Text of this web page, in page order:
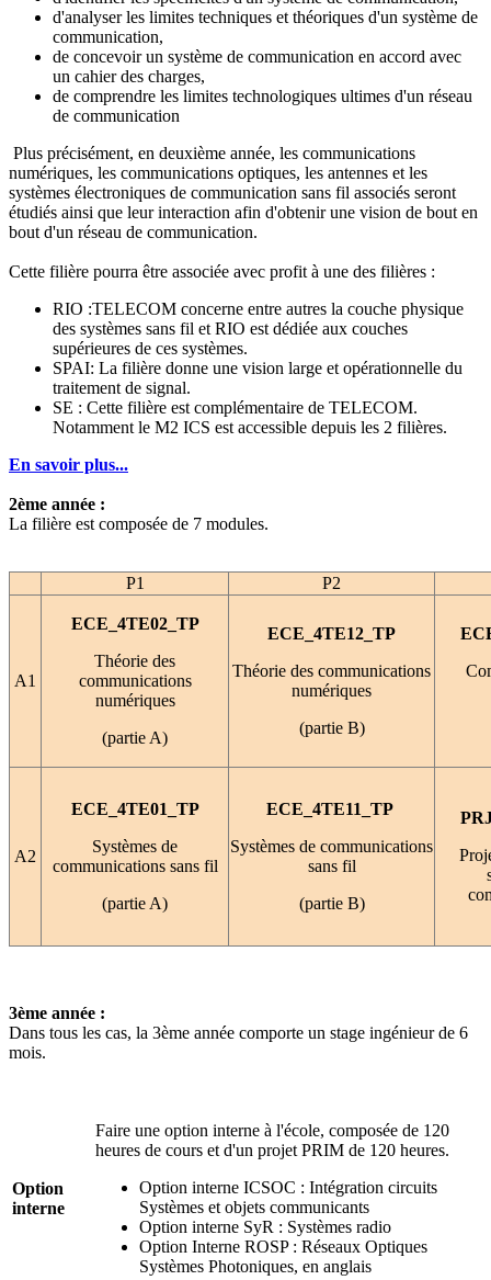
d'analyser les limites techniques et théoriques d'un système de
communication,
de concevoir un système de communication en accord avec
un cahier des charges,
de comprendre les limites technologiques ultimes d'un réseau
de communication
Plus précisément, en deuxième année, les communications
numériques, les communications optiques, les antennes et les
systèmes électroniques de communication sans fil associés seront
étudiés ainsi que leur interaction afin d'obtenir une vision de bout en
bout d'un réseau de communication.
Cette filière pourra être associée avec profit à une des filières :
RIO :TELECOM concerne entre autres la couche physique
des systèmes sans fil et RIO est dédiée aux couches
supérieures de ces systèmes.
SPAI: La filière donne une vision large et opérationnelle du
traitement de signal.
SE : Cette filière est complémentaire de TELECOM.
Notamment le M2 ICS est accessible depuis les 2 filières.
En savoir plus...
2ème année :
La filière est composée de 7 modules.
P1 P2
A1
ECE_4TE02_TP
Théorie des
communications
numériques
(partie A)
ECE_4TE12_TP
Théorie des communications
numériques
(partie B)
A2
ECE_4TE01_TP
Systèmes de
communications sans fil
(partie A)
ECE_4TE11_TP
Systèmes de communications
sans fil
(partie B)
3ème année :
Dans tous les cas, la 3ème année comporte un stage ingénieur de 6
mois.
Option
interne
Faire une option interne à l'école, composée de 120
heures de cours et d'un projet PRIM de 120 heures.
Option interne ICSOC : Intégration circuits
Systèmes et objets communicants
Option interne SyR : Systèmes radio
Option Interne ROSP : Réseaux Optiques
Systèmes Photoniques, en anglais